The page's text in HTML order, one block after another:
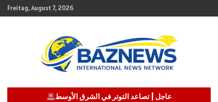
Skip
to
Freitag, August 7, 2026
BAZNEWS
عاجل | تصاعد التوتر في الشرق الأوسط